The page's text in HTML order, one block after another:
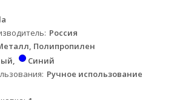
Россия
Полипропилен
Синий
Ручное использование